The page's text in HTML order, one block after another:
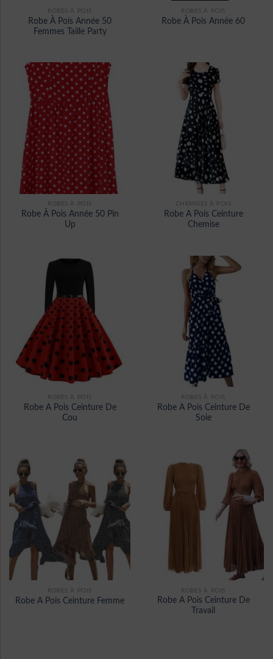
ROBES À POIS
Robe À Pois Année 50
Femmes Taille Party
ROBES À POIS
Robe À Pois Année 60
ROBES À POIS
Robe À Pois Année 50 Pin
Up
CHEMISES À POIS
Robe A Pois Ceinture
Chemise
ROBES À POIS
Robe A Pois Ceinture De
Cou
ROBES À POIS
Robe A Pois Ceinture De
Soie
ROBES À POIS
Robe A Pois Ceinture Femme
ROBES À POIS
Robe A Pois Ceinture De
Travail